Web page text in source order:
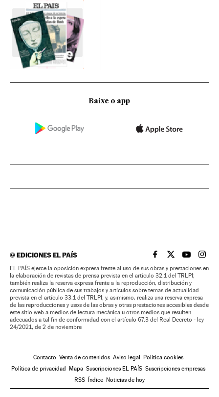
Baixe o app
©EDICIONES EL PAÍS EL PAÍS BRASIL EN
EL PAÍSEL PAÍS
EL
EL PAÍS ejerce la oposición expresa frente al uso de sus obras y prestaciones en
la elaboración de revistas de prensa prevista en el artículo 32.1 del TRLPI;
también realiza la reserva expresa frente a la reproducción, distribución y
comunicación pública de sus trabajos y artículos sobre temas de actualidad
prevista en el artículo 33.1 del TRLPI; y, asimismo, realiza una reserva expresa
de las reproducciones y usos de las obras y otras prestaciones accesibles desde
este sitio web a medios de lectura mecánica u otros medios que resulten
adecuados a tal fin de conformidad con el artículo 67.3 del Real Decreto - ley
24/2021, de 2 de noviembre
Contacto Venta de contenidos Aviso legal Política cookies
Política de privacidad Mapa Suscripciones EL PAÍS Suscripciones empresas
RSS Índice Noticias de hoy